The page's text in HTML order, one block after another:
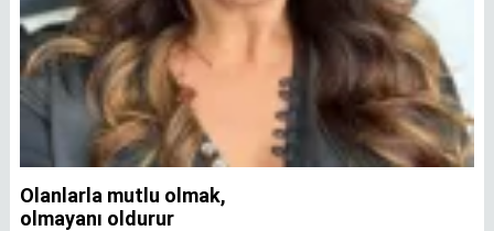
Olanlarla mutlu olmak,
olmayanı oldurur